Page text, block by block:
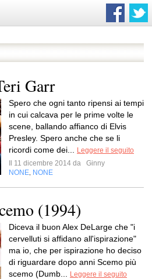
Garr
Spero che ogni tanto ripensi ai tempi
in cui calcava per le prime volte le
scene, ballando affianco di Elvis
Presley. Spero anche che se li
ricordi come dei...
Leggere il seguito
Il 11 dicembre 2014 da
Ginny
NONE NONE
(1994)
Diceva il buon Alex DeLarge che "i
cervelluti si affidano all'ispirazione"
ma io, che per ispirazione ho deciso
di riguardare dopo anni Scemo più
scemo (Dumb...
Leggere il seguito